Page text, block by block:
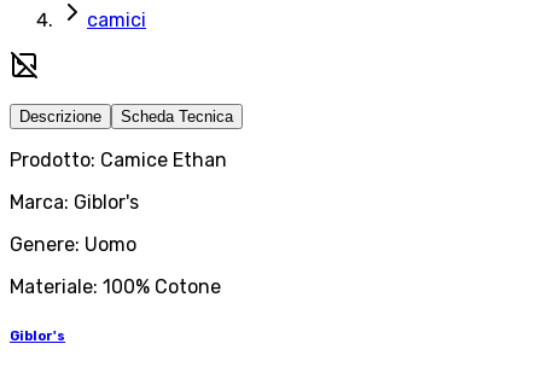
camici
Descrizione Scheda Tecnica
Prodotto: Camice Ethan
Marca: Giblor's
Genere: Uomo
Materiale: 100% Cotone
Giblor's